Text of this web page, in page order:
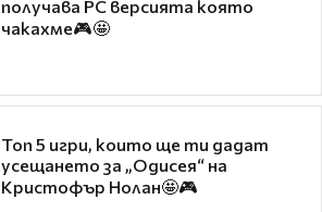
получава PC версията която
чакахме🎮🤩
Топ 5 игри, които ще ти дадат
усещането за „Одисея“ на
Кристофър Нолан🤩🎮